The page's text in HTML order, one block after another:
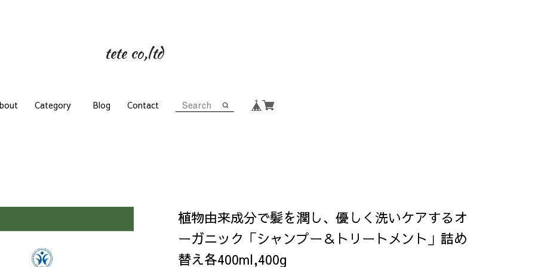
tete co,ltd
Category Blog Contact
植物由来成分で髪を潤し、優しく洗いケアするオ
ーガニック「シャンプー＆トリートメント」詰め
替え各400ml,400g